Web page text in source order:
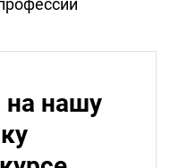
нашу